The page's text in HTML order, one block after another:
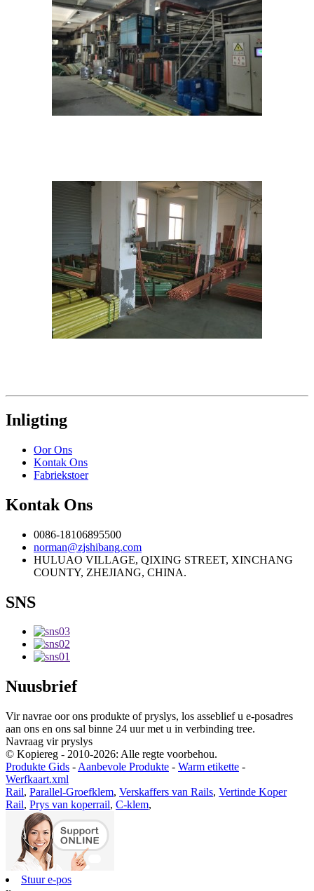
Inligting
Oor Ons
Kontak Ons
Fabriekstoer
Kontak Ons
0086-18106895500
norman@zjshibang.com
HULUAO VILLAGE, QIXING STREET, XINCHANG
COUNTY, ZHEJIANG, CHINA.
SNS
Nuusbrief
Vir navrae oor ons produkte of pryslys, los asseblief u e-posadres
aan ons en ons sal binne 24 uur met u in verbinding tree.
Navraag vir pryslys
© Kopiereg - 2010-2026: Alle regte voorbehou.
Produkte Gids - Aanbevole Produkte - Warm etikette -
Werfkaart.xml
Rail, Parallel-Groefklem, Verskaffers van Rails, Vertinde Koper
Rail, Prys van koperrail, C-klem,
Stuur e-pos